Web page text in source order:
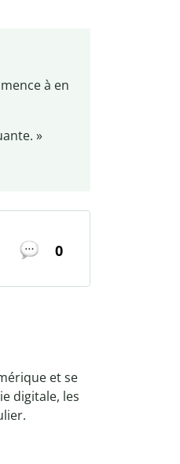
à en
»
0
et se
digitale, les